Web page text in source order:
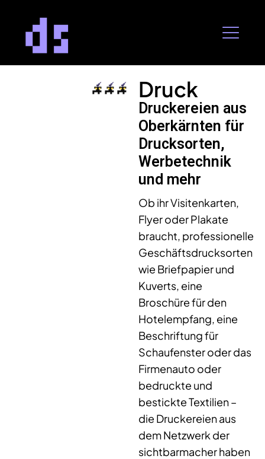
Druck
Druckereien aus
Oberkärnten für
Drucksorten,
Werbetechnik
und mehr
Ob ihr Visitenkarten,
Flyer oder Plakate
braucht, professionelle
Geschäftsdrucksorten
wie Briefpapier und
Kuverts, eine
Broschüre für den
Hotelempfang, eine
Beschriftung für
Schaufenster oder das
Firmenauto oder
bedruckte und
bestickte Textilien –
die Druckereien aus
dem Netzwerk der
sichtbarmacher haben